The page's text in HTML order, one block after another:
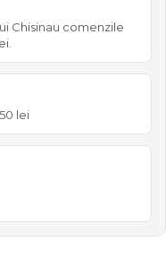
Chisinau comenzile
lei